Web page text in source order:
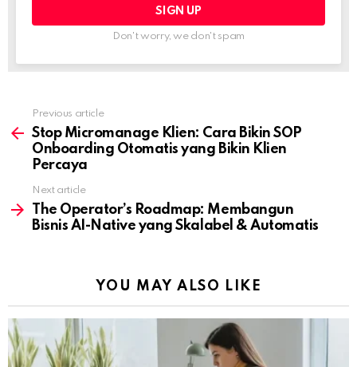
Don't worry, we don't spam
more
Previous article
Stop Micromanage Klien: Cara Bikin SOP
Onboarding Otomatis yang Bikin Klien
Percaya
Next article
The Operator’s Roadmap: Membangun
Bisnis AI-Native yang Skalabel & Automatis
YOU MAY ALSO LIKE